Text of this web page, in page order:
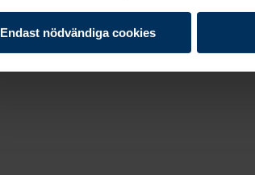
Endast nödvändiga cookies